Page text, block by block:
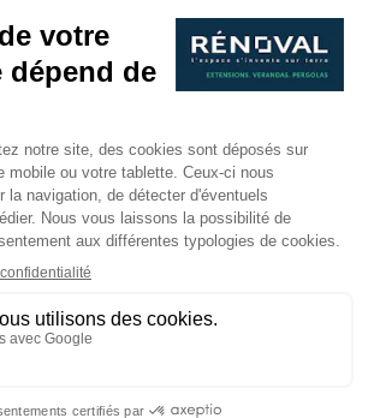
design
véranda
Véranda Extension Suisse | 26-27 Juin
une pergola aluminium
véranda sur mesure